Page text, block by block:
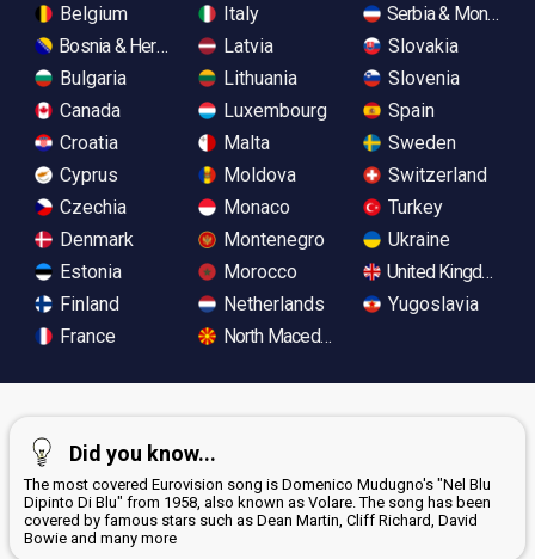
Belgium
Bosnia & Herzegovina
Bulgaria
Canada
Croatia
Cyprus
Czechia
Denmark
Estonia
Finland
France
Italy
Latvia
Lithuania
Luxembourg
Malta
Moldova
Monaco
Montenegro
Morocco
Netherlands
North Macedonia
Serbia &
Slovakia
Slovenia
Spain
Sweden
Switzerland
Turkey
Ukraine
United Kingdom
Yugoslavia
Did you know...
The most covered Eurovision song is Domenico Mudugno's "Nel Blu
Dipinto Di Blu" from 1958, also known as Volare. The song has been
covered by famous stars such as Dean Martin, Cliff Richard, David
Bowie and many more